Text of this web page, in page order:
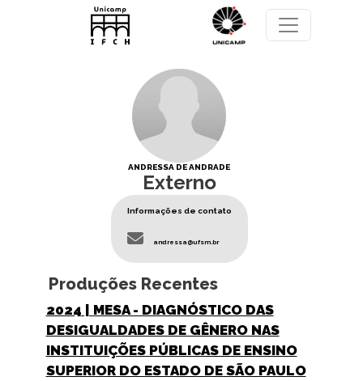
Pular para o conteúdo principal
ANDRESSA DE ANDRADE
Externo
Informações de contato
andressa@ufsm.br
Produções Recentes
2024 | MESA - DIAGNÓSTICO DAS
DESIGUALDADES DE GÊNERO NAS
INSTITUIÇÕES PÚBLICAS DE ENSINO
SUPERIOR DO ESTADO DE SÃO PAULO